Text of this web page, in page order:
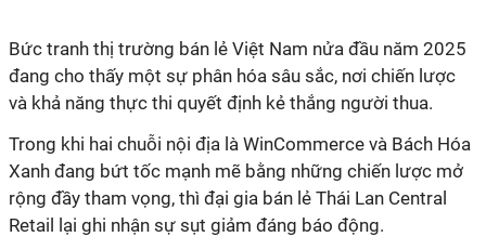
Bức tranh thị trường bán lẻ Việt Nam nửa đầu năm 2025
đang cho thấy một sự phân hóa sâu sắc, nơi chiến lược
và khả năng thực thi quyết định kẻ thắng người thua.
Trong khi hai chuỗi nội địa là WinCommerce và Bách Hóa
Xanh đang bứt tốc mạnh mẽ bằng những chiến lược mở
rộng đầy tham vọng, thì đại gia bán lẻ Thái Lan Central
Retail lại ghi nhận sự sụt giảm đáng báo động.